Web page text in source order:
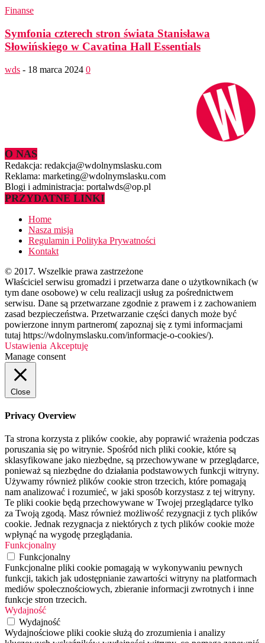
Finanse
Symfonia czterech stron świata Stanisława
Słowińskiego w Cavatina Hall Essentials
wds - 18 marca 2024 0
O NAS
Redakcja: redakcja@wdolnymslasku.com
Reklama: marketing@wdolnymslasku.com
Blogi i administracja: portalwds@op.pl
PRZYDATNE LINKI
Home
Nasza misja
Regulamin i Polityka Prywatności
Kontakt
© 2017. Wszelkie prawa zastrzeżone
Właściciel serwisu gromadzi i przetwarza dane o użytkownikach (w
tym dane osobowe) w celu realizacji usług za pośrednictwem
serwisu. Dane są przetwarzane zgodnie z prawem i z zachowaniem
zasad bezpieczeństwa. Przetwarzanie części danych może być
powierzone innym partnerom( zapoznaj się z tymi informacjami
tutaj https://wdolnymslasku.com/informacje-o-cookies/).
Ustawienia Akceptuję
Manage consent
Close
Privacy Overview
Ta strona korzysta z plików cookie, aby poprawić wrażenia podczas
poruszania się po witrynie. Spośród nich pliki cookie, które są
sklasyfikowane jako niezbędne, są przechowywane w przeglądarce,
ponieważ są niezbędne do działania podstawowych funkcji witryny.
Używamy również plików cookie stron trzecich, które pomagają
nam analizować i rozumieć, w jaki sposób korzystasz z tej witryny.
Te pliki cookie będą przechowywane w Twojej przeglądarce tylko
za Twoją zgodą. Masz również możliwość rezygnacji z tych plików
cookie. Jednak rezygnacja z niektórych z tych plików cookie może
wpłynąć na wygodę przeglądania.
Funkcjonalny
Funkcjonalny
Funkcjonalne pliki cookie pomagają w wykonywaniu pewnych
funkcji, takich jak udostępnianie zawartości witryny na platformach
mediów społecznościowych, zbieranie informacji zwrotnych i inne
funkcje stron trzecich.
Wydajność
Wydajność
Wydajnościowe pliki cookie służą do zrozumienia i analizy